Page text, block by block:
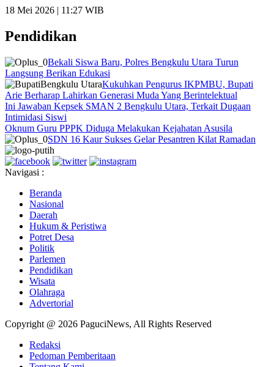
18 Mei 2026 | 11:27 WIB
Pendidikan
Bekali Siswa Baru, Polres Bengkulu Utara Turun
Langsung Berikan Edukasi
Kukuhkan Pengurus IKPMBU, Bupati
Arie Berharap Lahirkan Generasi Muda Yang Berintelektual
Ini Jawaban Kepsek SMAN 2 Bengkulu Utara, Terkait Dugaan
Intimidasi Siswi
Oknum Guru PPPK Diduga Melakukan Kejahatan Asusila
SDN 16 Kaur Sukses Gelar Pesantren Kilat Ramadan
Navigasi :
Beranda
Nasional
Daerah
Hukum & Peristiwa
Potret Desa
Politik
Parlemen
Pendidikan
Wisata
Olahraga
Advertorial
Copyright @ 2026 PaguciNews, All Rights Reserved
Redaksi
Pedoman Pemberitaan